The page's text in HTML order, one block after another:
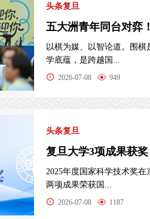
头条复旦
五大洲青年同台对弈
以棋为媒、以智论道。围
学底蕴，是跨越国...
2026-07-08 949
头条复旦
复旦大学3项成果获
2025年度国家科学技术奖
两项成果荣获国...
2026-07-08 1187